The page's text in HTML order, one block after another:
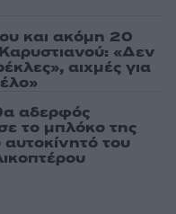
και ακόμη 20
«Δεν
αιχμές για
αδερφός
το μπλόκο της
του